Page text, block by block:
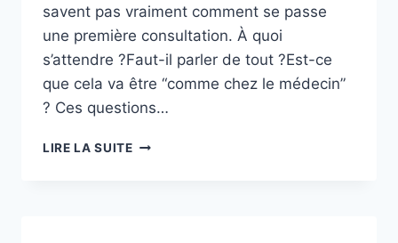
savent pas vraiment comment se passe
une première consultation. À quoi
s’attendre ?Faut-il parler de tout ?Est-ce
que cela va être “comme chez le médecin”
? Ces questions…
LIRE LA SUITECOMMENT